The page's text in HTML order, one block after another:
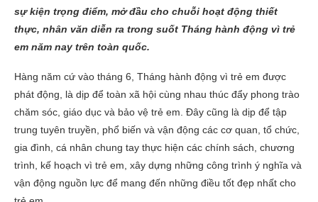
sự kiện trọng điểm, mở đầu cho chuỗi hoạt động thiết
thực, nhân văn diễn ra trong suốt Tháng hành động vì trẻ
em năm nay trên toàn quốc.
Hàng năm cứ vào tháng 6, Tháng hành động vì trẻ em được
phát động, là dịp để toàn xã hội cùng nhau thúc đẩy phong trào
chăm sóc, giáo dục và bảo vệ trẻ em. Đây cũng là dịp để tập
trung tuyên truyền, phổ biến và vận động các cơ quan, tổ chức,
gia đình, cá nhân chung tay thực hiện các chính sách, chương
trình, kế hoạch vì trẻ em, xây dựng những công trình ý nghĩa và
vận động nguồn lực để mang đến những điều tốt đẹp nhất cho